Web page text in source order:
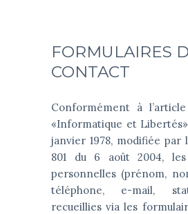
FORMULAIRES
CONTACT
Conformément à
«Informatique et Libertés»
janvier 1978, modifiée par
801 du 6 août 2004,
personnelles (prénom,
téléphone, e-mail,
recueillies via les